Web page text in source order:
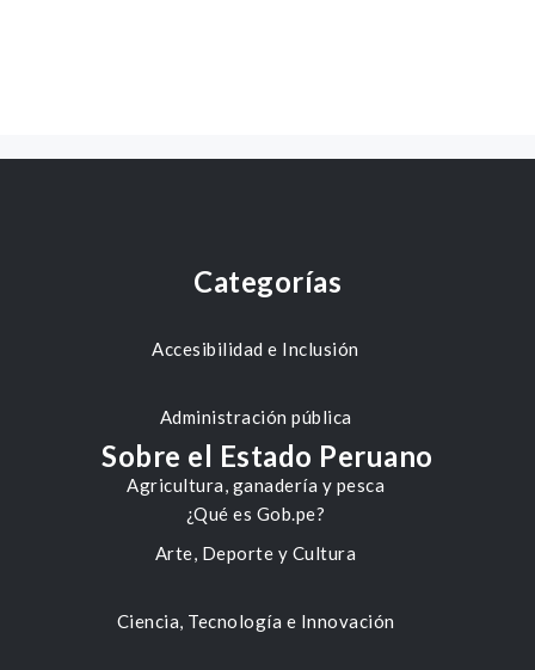
Categorías
Accesibilidad e Inclusión
Administración pública
Agricultura, ganadería y pesca
Arte, Deporte y Cultura
Ciencia, Tecnología e Innovación
Sobre el Estado Peruano
¿Qué es Gob.pe?